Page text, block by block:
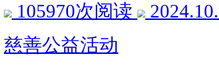
105970次阅读
慈善公益活动